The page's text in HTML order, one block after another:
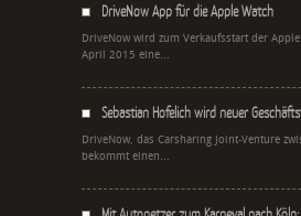
DriveNow App für die Apple Watch
DriveNow wird zum Verkaufsstart der
April 2015 eine...
Sebastian Hofelich wird neuer
DriveNow, das Carsharing Joint-Venture
bekommt einen...